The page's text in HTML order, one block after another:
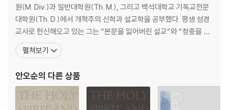
제9강
무지개 (8:20-9:29) - 148
제10강
하나 되고 흩어지는 교회 (10:1-11:26) - 161
제11강
제12강
약속을 믿고 사는 우리 (12:10-13:18) - 189
제13강
원(M. Div.)과 일반대학원(Th. M.), 그리고 백석대학교 기독교전문
대학원(Th. D.)에서 개혁주의 신학과 설교학을 공부했다. 평생 성경
교사로 헌신해오고 있는 그는 “본문을 잃어버린 설교”와 “청중을 잃
어버린 설교”에 안타까움을 느끼고 ‘어떻게 하면 성경 본문의 의미를
바르게 찾아서 오늘의 청중에게 적실하게 적용하여 들리는 설교를 할
avid Pastoral Educati
펼쳐보기
안오순의 다른 상품